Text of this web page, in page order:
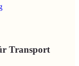
Transport